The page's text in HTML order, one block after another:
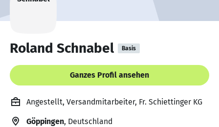
Roland Schnabel Basis
Ganzes Profil ansehen
Angestellt, Versandmitarbeiter, Fr. Schiettinger KG
Göppingen, Deutschland